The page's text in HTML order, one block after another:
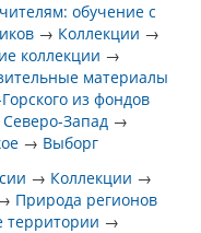
обучение с
→ Коллекции →
коллекции →
материалы
из фондов
Северо-Запад →
→ Выборг
→ Коллекции →
Природа регионов
территории →